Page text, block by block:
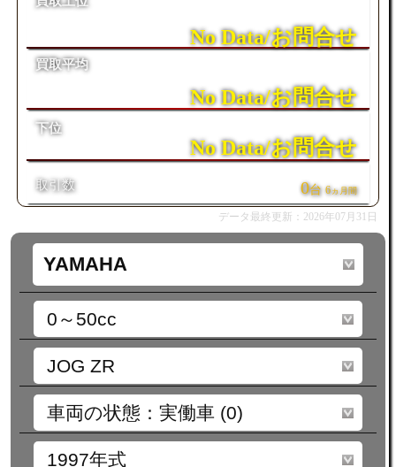
No Data/お問合せ
買取平均
No Data/お問合せ
下位
No Data/お問合せ
取引数 0台6ヵ月間
データ最終更新：2026年07月31日